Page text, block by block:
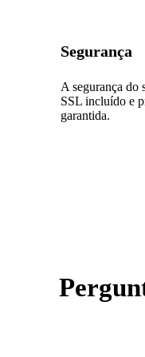
Segurança
A segurança
SSL incluído e
garantida.